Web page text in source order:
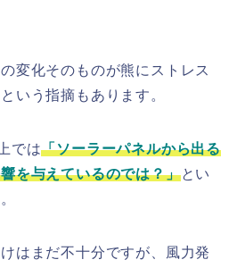
変化そのものが熊にストレス
いう指摘もあります。
では「ソーラーパネルから出る
を与えているのでは？」とい
はまだ不十分ですが、風力発